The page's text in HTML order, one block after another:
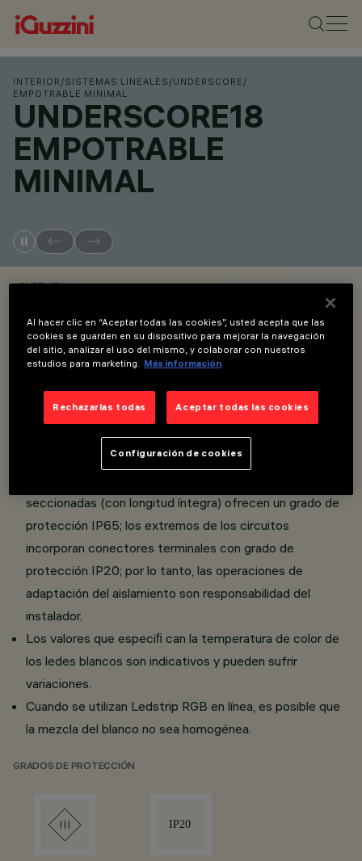
INTERIOR /SISTEMAS LINEALES /UNDERSCORE /
EMPOTRABLE MINIMAL
UNDERSCORE18
EMPOTRABLE
MINIMAL
OVERVIEW
VER LOS CÓDIGOS DE LOS PRODUCTOS
Overview
Iluminación lineal con ledes monocromáticos o RGB.
Instalación pared/techo. Seccionable con distancias
seccionadas (con longitud íntegra) ofrecen un grado de
protección IP65; los extremos de los circuitos
incorporan conectores terminales con grado de
protección IP20; por lo tanto, las operaciones de
adaptación del aislamiento son responsabilidad del
instalador.
Los valores que especiﬁ can la temperatura de color de
los ledes blancos son indicativos y pueden sufrir
variaciones.
Cuando se utilizan Ledstrip RGB en línea, es posible que
la mezcla del blanco no sea homogénea.
GRADOS DE PROTECCIÓN
Al hacer clic en “Aceptar todas las cookies”, usted acepta que las
cookies se guarden en su dispositivo para mejorar la navegación
del sitio, analizar el uso del mismo, y colaborar con nuestros
estudios para marketing. Más información
Rechazarlas todas Aceptar todas las cookies
Configuración de cookies